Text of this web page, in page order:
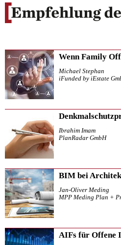
Wenn Family
Michael Stephan
iFunded by iEstate
Ibrahim Imam
PlanRadar GmbH
BIM bei
Jan-Oliver Meding
MPP Meding Plan +
AIFs für Offene